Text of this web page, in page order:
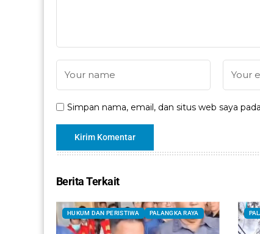
Simpan nama, email, dan situs web saya
Berita Terkait
HUKUM DAN PERISTIWA PALANGKA RAYA